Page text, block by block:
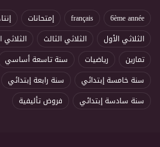
6ème année
français إمتحانات
الثلاثي الأول
الثلاثي الثالث الثلاثي
تمارين
رياضيات سنة تاسعة أساسي
سنة خامسة إبتدائي
سنة رابعة إبتدائي
سنة سادسة إبتدائي
فروض تأليفية